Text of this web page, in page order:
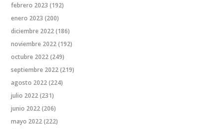
febrero 2023 (192)
enero 2023 (200)
diciembre 2022(186)
noviembre 2022(192)
octubre 2022(249)
septiembre 2022(219)
agosto 2022(224)
julio 2022(231)
junio 2022(206)
mayo 2022(222)